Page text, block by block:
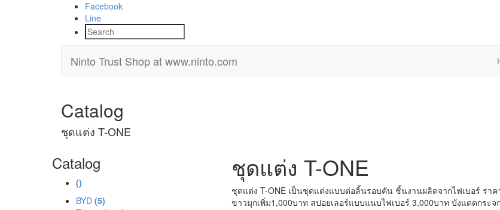
Facebook
Line
Ninto Trust Shopat www.ninto.com
Catalog
ชุดแต่ง T-ONE
ชุดแต่ง T-ONE
ชุดแต่ง T-ONE เป็นชุดแต่งแบบต่อลิ้นรอบคัน ชิ้นงานผลิตจากไฟเบอร์ ร
ขาวมุกเพิ่ม1,000บาท สปอยเลอร์แบบแนบไฟเบอร์ 3,000บาท บังแดดกระจ
Catalog
()
BYD (5)